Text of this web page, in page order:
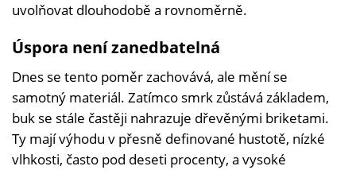
uvolňovat dlouhodobě a rovnoměrně.
Úspora není zanedbatelná
Dnes se tento poměr zachovává, ale mění se
samotný materiál. Zatímco smrk zůstává základem,
buk se stále častěji nahrazuje dřevěnými briketami.
Ty mají výhodu v přesně definované hustotě, nízké
vlhkosti, často pod deseti procenty, a vysoké